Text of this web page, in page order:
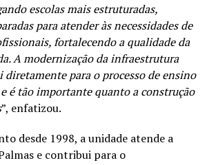
escolas mais estruturadas,
para atender às necessidades de
fortalecendo a qualidade da
A modernização da infraestrutura
para o processo de ensino
é tão importante quanto a construção
”, enfatizou.
desde 1998, a unidade atende a
e contribui para o